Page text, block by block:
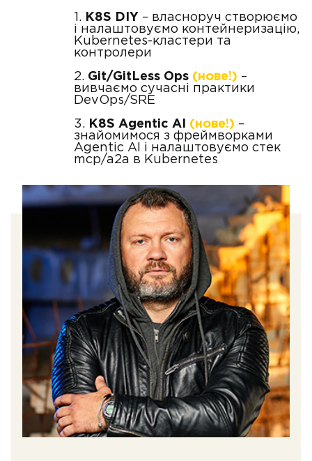
K8S DIY – власноруч створюємо
і налаштовуємо контейнеризацію,
Kubernetes-кластери та
контролери
Git/GitLess Ops (нове!) –
вивчаємо сучасні практики
DevOps/SRE
K8S Agentic AI (нове!) –
знайомимося з фреймворками
Agentic AI і налаштовуємо стек
mcp/a2a в Kubernetes